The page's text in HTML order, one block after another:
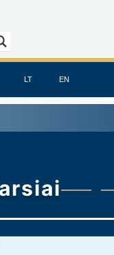
LT EN